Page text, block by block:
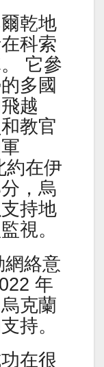
乾地
科索
它參
多國
越
教官
約在伊
，烏
持地
視。
網絡意
年
克蘭
持。
在很